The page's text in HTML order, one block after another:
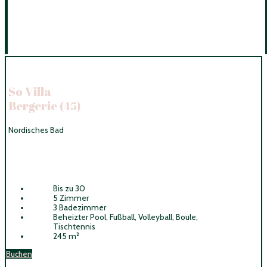
So Villa
Bergerie (45)
Nordisches Bad
Bis zu 30
5 Zimmer
3 Badezimmer
Beheizter Pool, Fußball, Volleyball, Boule,
Tischtennis
245 m²
Buchen